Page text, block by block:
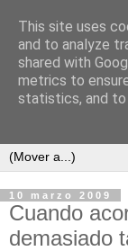
10 marzo 2009
Cuando
demasiado
This site uses
and to analyze
shared with
metrics to
statistics, and to